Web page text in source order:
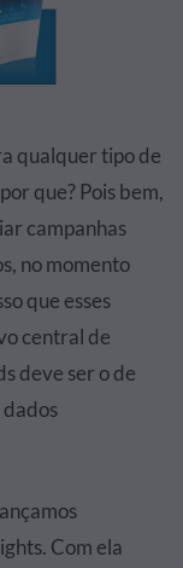
qualquer tipo de
que? Pois bem,
campanhas
no momento
que esses
central de
deve ser o de
Com ela